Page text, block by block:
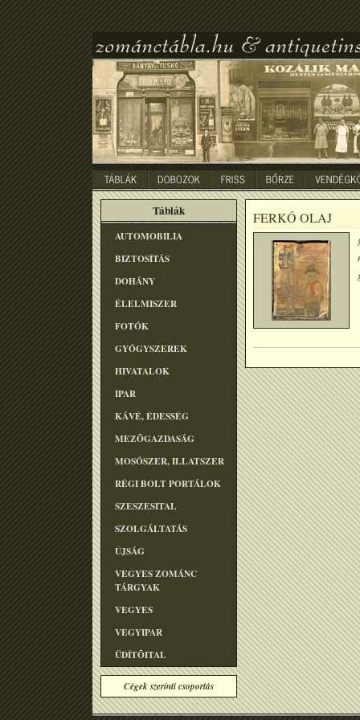
Táblák
AUTOMOBILIA
BIZTOSÍTÁS
DOHÁNY
ÉLELMISZER
FOTÓK
GYÓGYSZEREK
HIVATALOK
IPAR
KÁVÉ, ÉDESSÉG
MEZÕGAZDASÁG
MOSÓSZER, ILLATSZER
RÉGI BOLT PORTÁLOK
SZESZESITAL
SZOLGÁLTATÁS
ÚJSÁG
VEGYES ZOMÁNC
TÁRGYAK
VEGYES
VEGYIPAR
ÜDÍTÕITAL
Cégek szerinti csoportás
FERKÓ OLAJ